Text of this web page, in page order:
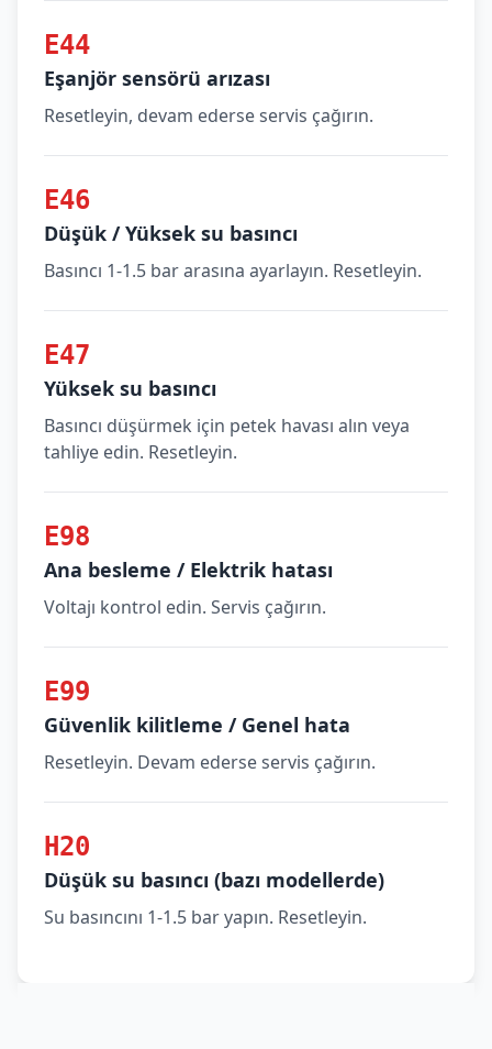
E44
Eşanjör sensörü arızası
Resetleyin, devam ederse servis çağırın.
E46
Düşük / Yüksek su basıncı
Basıncı 1-1.5 bar arasına ayarlayın. Resetleyin.
E47
Yüksek su basıncı
Basıncı düşürmek için petek havası alın veya
tahliye edin. Resetleyin.
E98
Ana besleme / Elektrik hatası
Voltajı kontrol edin. Servis çağırın.
E99
Güvenlik kilitleme / Genel hata
Resetleyin. Devam ederse servis çağırın.
H20
Düşük su basıncı (bazı modellerde)
Su basıncını 1-1.5 bar yapın. Resetleyin.